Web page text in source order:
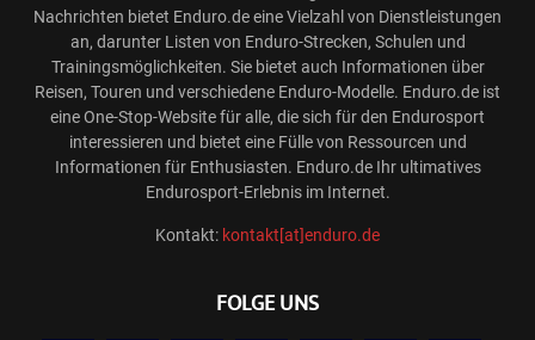
Nachrichten bietet Enduro.de eine Vielzahl von Dienstleistungen
an, darunter Listen von Enduro-Strecken, Schulen und
Trainingsmöglichkeiten. Sie bietet auch Informationen über
Reisen, Touren und verschiedene Enduro-Modelle. Enduro.de ist
eine One-Stop-Website für alle, die sich für den Endurosport
interessieren und bietet eine Fülle von Ressourcen und
Informationen für Enthusiasten. Enduro.de Ihr ultimatives
Endurosport-Erlebnis im Internet.
Kontakt: kontakt[at]enduro.de
FOLGE UNS